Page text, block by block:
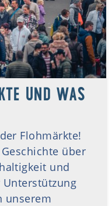
UND WAS
Flohmärkte!
über
und
unserem